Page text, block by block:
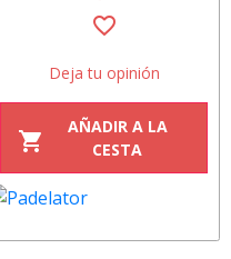
favorite_border
Deja tu opinión
shopping_cart
AÑADIR A LA
CESTA